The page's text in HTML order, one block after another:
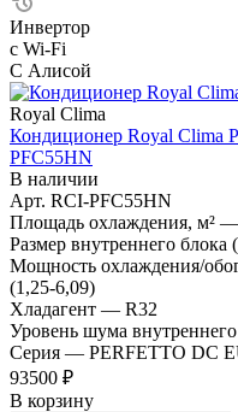
Инвертор
с Wi-Fi
С Алисой
Royal Clima
Кондиционер Royal Clima
PFC55HN
В наличии
Арт. RCI-PFC55HN
Площадь охлаждения, м² —
Размер внутреннего
Мощность охлаждения/
(1,25-6,09)
Хладагент — R32
Уровень шума внутреннего
Серия — PERFETTO DC
93500 ₽
В корзину